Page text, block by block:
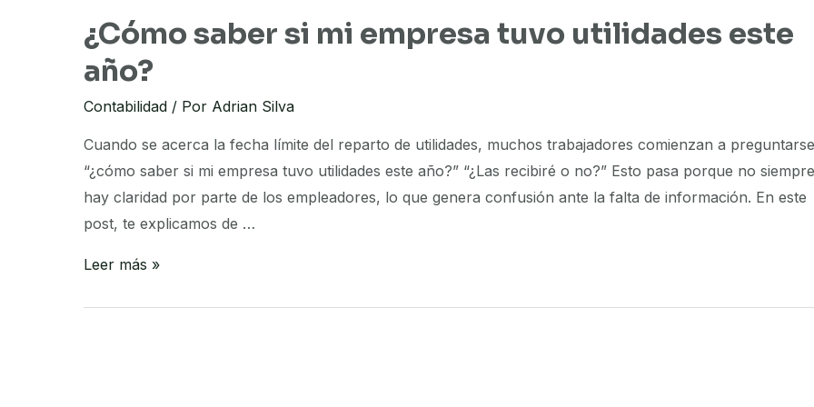
¿Cómo saber si mi empresa tuvo utilidades este
año?
Contabilidad / Por Adrian Silva
Cuando se acerca la fecha límite del reparto de utilidades, muchos trabajadores comienzan a
“¿cómo saber si mi empresa tuvo utilidades este año?” “¿Las recibiré o no?” Esto pasa porque no siempre
hay claridad por parte de los empleadores, lo que genera confusión ante la falta de información. En este
post, te explicamos de …
¿Cómo
Leer más »